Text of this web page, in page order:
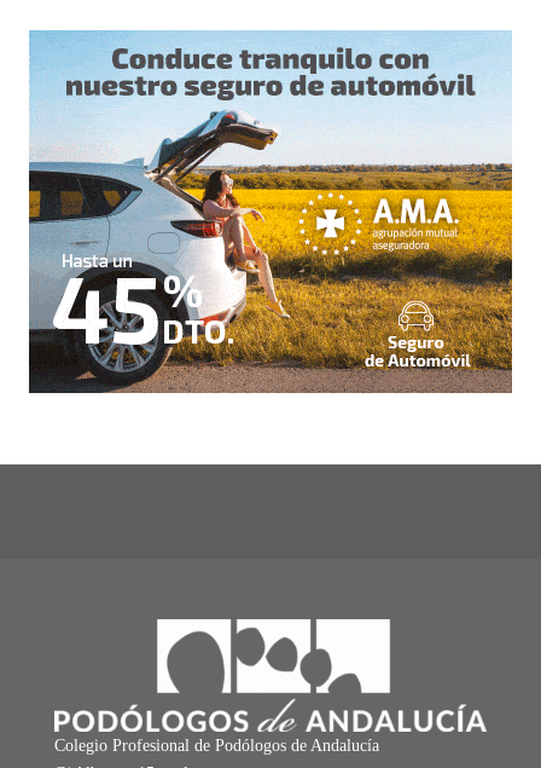
Colegio Profesional de Podólogos de Andalucía